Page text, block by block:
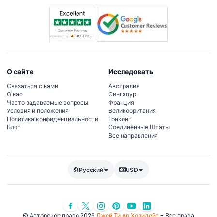
О сайте
Связаться с нами
О нас
Часто задаваемые вопросы
Условия и положения
Политика конфиденциальности
Блог
Исследовать
Австралия
Сингапур
Франция
Великобритания
Гонконг
Соединённые Штаты
Все направления
Русский USD